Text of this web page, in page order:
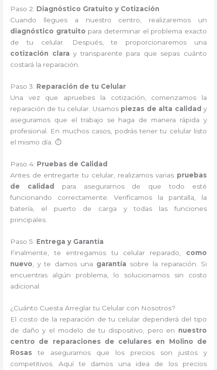
Paso 2: Diagnóstico Gratuito y Cotización
Cuando llegues a nuestro centro, realizaremos un
diagnóstico gratuito para determinar el problema exacto
de tu celular. Después, te proporcionaremos una
cotización clara y transparente para que sepas cuánto
costará la reparación.
Paso 3: Reparación de tu Celular
Una vez que apruebes la cotización, comenzamos la
reparación de tu celular. Usamos piezas de alta calidad y
aseguramos que el trabajo se haga de manera rápida y
profesional. En muchos casos, podrás tener tu celular listo
el mismo día. ⏱️
Paso 4: Pruebas de Calidad
Antes de entregarte tu celular, realizamos varias pruebas
de calidad
para asegurarnos de que todo esté
funcionando correctamente. Verificamos la pantalla, la
batería, el puerto de carga y todas las funciones
principales.
Paso 5: Entrega y Garantía
Finalmente, te entregamos tu celular reparado, como
nuevo , y te damos una garantía sobre la reparación. Si
encuentras algún problema, lo solucionamos sin costo
adicional.
¿Cuánto Cuesta Arreglar tu Celular con Nosotros?
El costo de la reparación de tu celular dependerá del tipo
de daño y el modelo de tu dispositivo, pero en nuestro
centro de reparaciones de celulares en Molino de
Rosas te aseguramos que los precios son justos y
competitivos. Aquí te damos una idea de los precios